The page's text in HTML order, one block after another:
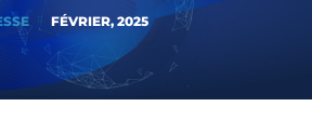
FÉVRIER, 2025